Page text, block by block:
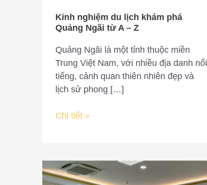
Kinh nghiệm du lịch khám phá
Quảng Ngãi từ A – Z
Quảng Ngãi là một tỉnh thuộc miền
Trung Việt Nam, với nhiều địa danh nổi
tiếng, cảnh quan thiên nhiên đẹp và
lịch sử phong […]
A
Z
Chi tiết »
New
Palace